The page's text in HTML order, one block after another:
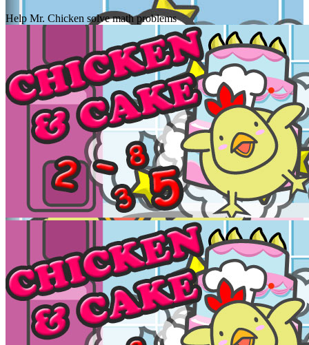
Help Mr. Chicken solve math problems